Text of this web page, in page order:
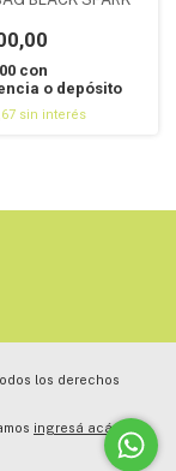
con
o depósito
sin interés
los derechos
ingresá acá.